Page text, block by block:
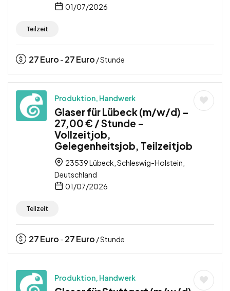
01/07/2026
Teilzeit
27Euro - 27Euro / Stunde
Produktion, Handwerk
Glaser für Lübeck (m/w/d) –
27,00 € / Stunde –
Vollzeitjob,
Gelegenheitsjob, Teilzeitjob
23539 Lübeck, Schleswig-Holstein,
Deutschland
01/07/2026
Teilzeit
27Euro - 27Euro / Stunde
Produktion, Handwerk